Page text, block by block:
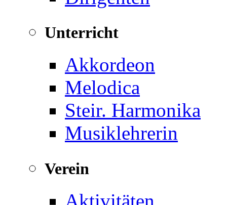
Unterricht
Akkordeon
Melodica
Steir. Harmonika
Musiklehrerin
Verein
Aktivitäten